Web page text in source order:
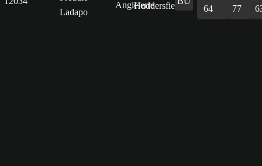
Ladapo
64
77